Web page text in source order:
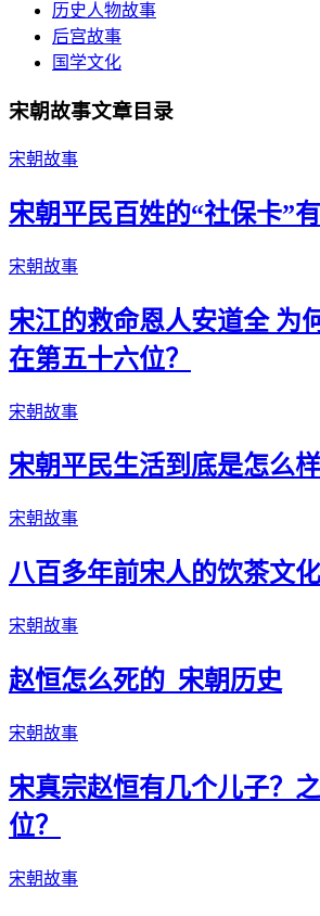
历史人物故事
后宫故事
国学文化
宋朝故事文章目录
宋朝故事
宋朝平民百姓的“社保卡”
宋朝故事
宋江的救命恩人安道全 为
在第五十六位？
宋朝故事
宋朝平民生活到底是怎么样
宋朝故事
八百多年前宋人的饮茶文化
宋朝故事
赵恒怎么死的_宋朝历史
宋朝故事
宋真宗赵恒有几个儿子？
位？
宋朝故事